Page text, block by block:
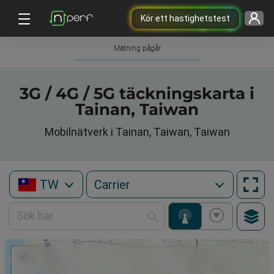
Kör ett hastighetstest
Mätning pågår
3G / 4G / 5G täckningskarta i
Tainan, Taiwan
Mobilnätverk i Tainan, Taiwan, Taiwan
TW